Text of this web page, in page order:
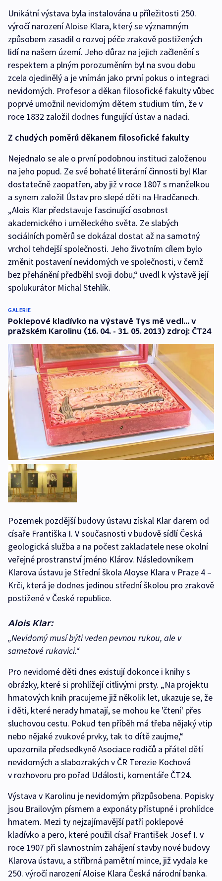
Unikátní výstava byla instalována u příležitosti 250.
výročí narození Aloise Klara, který se významným
způsobem zasadil o rozvoj péče zrakově postižených
lidí na našem území. Jeho důraz na jejich začlenění s
respektem a plným porozuměním byl na svou dobu
zcela ojedinělý a je vnímán jako první pokus o integraci
nevidomých. Profesor a děkan filosofické fakulty vůbec
poprvé umožnil nevidomým dětem studium tím, že v
roce 1832 založil dodnes fungující ústav a nadaci.
Z chudých poměrů děkanem filosofické fakulty
Nejednalo se ale o první podobnou instituci založenou
na jeho popud. Ze své bohaté literární činnosti byl Klar
dostatečně zaopatřen, aby již v roce 1807 s manželkou
a synem založil Ústav pro slepé děti na Hradčanech.
„Alois Klar představuje fascinující osobnost
akademického i uměleckého světa. Ze slabých
sociálních poměrů se dokázal dostat až na samotný
vrchol tehdejší společnosti. Jeho životním cílem bylo
změnit postavení nevidomých ve společnosti, v čemž
bez přehánění předběhl svoji dobu,“ uvedl k výstavě její
spolukurátor Michal Stehlík.
GALERIE
Poklepové kladívko na výstavě Tys mě vedl... v
pražském Karolinu (16. 04. - 31. 05. 2013) zdroj: ČT24
Pozemek pozdější budovy ústavu získal Klar darem od
císaře Františka I. V současnosti v budově sídlí Česká
geologická služba a na počest zakladatele nese okolní
veřejné prostranství jméno Klárov. Následovníkem
Klarova ústavu je Střední škola Aloyse Klara v Praze 4 –
Krči, která je dodnes jedinou střední školou pro zrakově
postižené v České republice.
Alois Klar:
„Nevidomý musí býti veden pevnou rukou, ale v
sametové rukavici.“
Pro nevidomé děti dnes existují dokonce i knihy s
obrázky, které si prohlížejí citlivými prsty. „Na projektu
hmatových knih pracujeme již několik let, ukazuje se, že
i děti, které nerady hmatají, se mohou ke 'čtení' přes
sluchovou cestu. Pokud ten příběh má třeba nějaký vtip
nebo nějaké zvukové prvky, tak to dítě zaujme,“
upozornila předsedkyně Asociace rodičů a přátel dětí
nevidomých a slabozrakých v ČR Terezie Kochová
v rozhovoru pro pořad Události, komentáře ČT24.
Výstava v Karolinu je nevidomým přizpůsobena. Popisky
jsou Brailovým písmem a exponáty přístupné i prohlídce
hmatem. Mezi ty nejzajímavější patří poklepové
kladívko a pero, které použil císař František Josef I. v
roce 1907 při slavnostním zahájení stavby nové budovy
Klarova ústavu, a stříbrná pamětní mince, již vydala ke
250. výročí narození Aloise Klara Česká národní banka.